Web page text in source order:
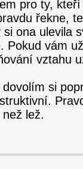
pro ty,
řekne,
ona ulevila
Pokud vám
vztahu
si
lež.